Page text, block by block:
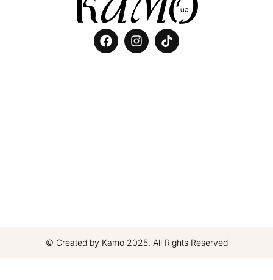
© Created by Kamo 2025. All Rights Reserved